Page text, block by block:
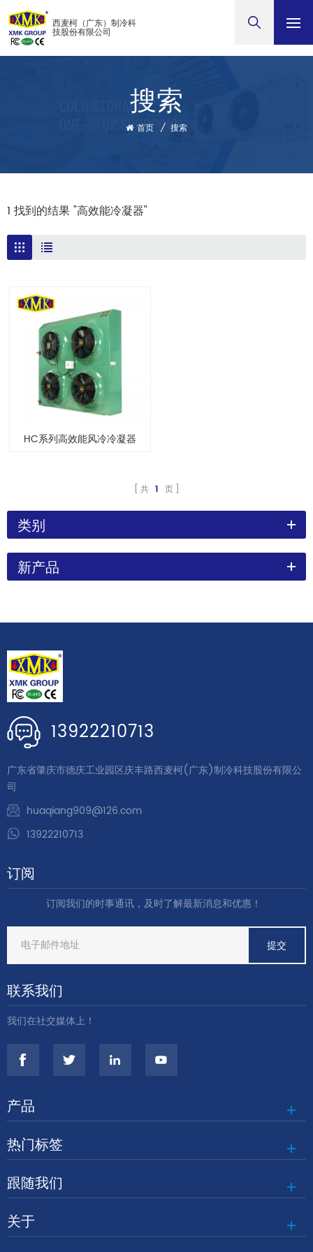
西麦柯（广东）制冷科
技股份有限公司
搜索
首页 / 搜索
1 找到的结果 "高效能冷凝器"
HC系列高效能风冷冷凝器
共 1 页
类别
新产品
13922210713
广东省肇庆市德庆工业园区庆丰路西麦柯(广东)制冷科技股份有限公
司
huaqiang909@126.com
13922210713
订阅
订阅我们的时事通讯，及时了解最新消息和优惠！
联系我们
我们在社交媒体上！
产品
热门标签
跟随我们
关于